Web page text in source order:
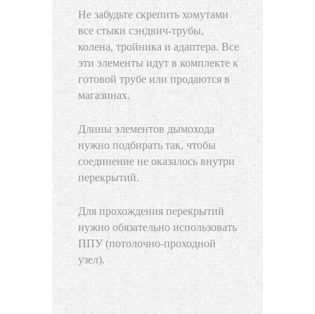
Не забудьте скрепить хомутами
все стыки сэндвич-трубы,
колена, тройника и адаптера. Все
эти элементы идут в комплекте к
готовой трубе или продаются в
магазинах.
Длины элементов дымохода
нужно подбирать так, чтобы
соединение не оказалось внутри
перекрытий.
Для прохождения перекрытий
нужно обязательно использовать
ППУ (потолочно-проходной
узел).